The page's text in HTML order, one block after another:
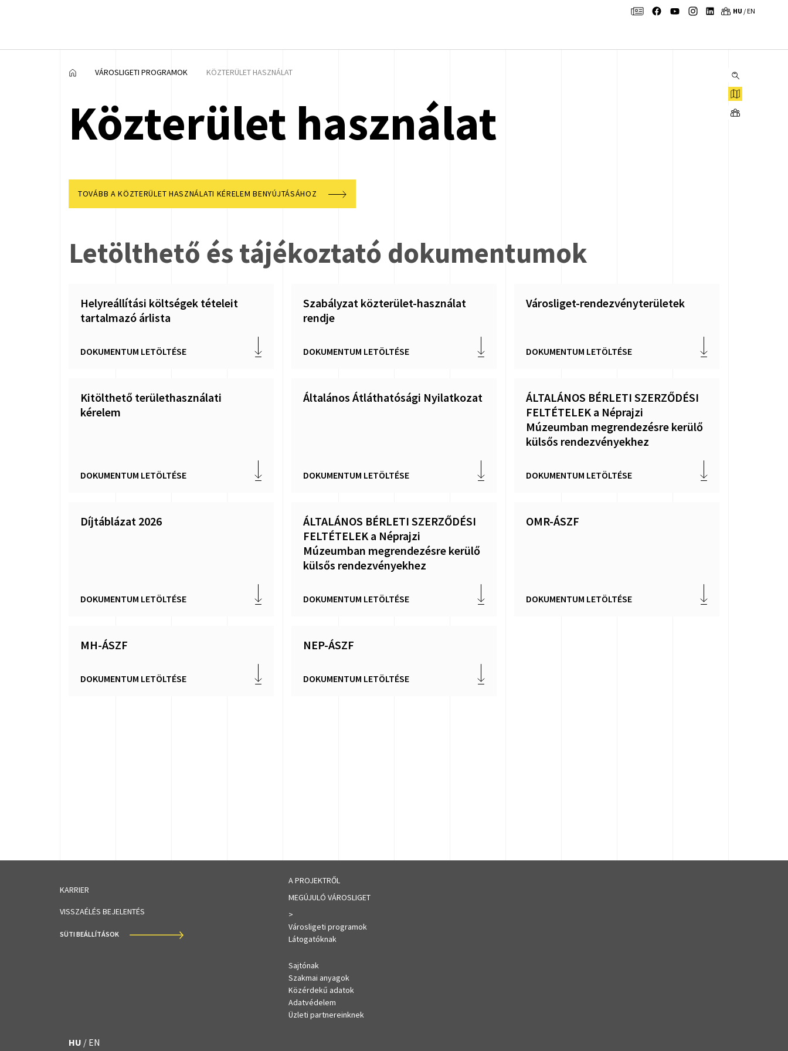
HU /EN
VÁROSLIGETI PROGRAMOK KÖZTERÜLET HASZNÁLAT
Közterület használat
TOVÁBB A KÖZTERÜLET HASZNÁLATI KÉRELEM BENYÚJTÁSÁHOZ
Letölthető és tájékoztató dokumentumok
Helyreállítási költségek tételeit
tartalmazó árlista
DOKUMENTUM LETÖLTÉSE
Szabályzat közterület-használat
rendje
DOKUMENTUM LETÖLTÉSE
Városliget-rendezvényterületek
DOKUMENTUM LETÖLTÉSE
Kitölthető területhasználati
kérelem
DOKUMENTUM LETÖLTÉSE
Általános Átláthatósági Nyilatkozat
DOKUMENTUM LETÖLTÉSE
ÁLTALÁNOS BÉRLETI SZERZŐDÉSI
FELTÉTELEK a Néprajzi
Múzeumban megrendezésre kerülő
külsős rendezvényekhez
DOKUMENTUM LETÖLTÉSE
Díjtáblázat 2026
DOKUMENTUM LETÖLTÉSE
ÁLTALÁNOS BÉRLETI SZERZŐDÉSI
FELTÉTELEK a Néprajzi
Múzeumban megrendezésre kerülő
külsős rendezvényekhez
DOKUMENTUM LETÖLTÉSE
OMR-ÁSZF
DOKUMENTUM LETÖLTÉSE
MH-ÁSZF
DOKUMENTUM LETÖLTÉSE
NEP-ÁSZF
DOKUMENTUM LETÖLTÉSE
KARRIER
VISSZAÉLÉS BEJELENTÉS
SÜTI BEÁLLÍTÁSOK
A PROJEKTRŐL
MEGÚJULÓ VÁROSLIGET
>
Városligeti programok
Látogatóknak
Sajtónak
Szakmai anyagok
Közérdekű adatok
Adatvédelem
Üzleti partnereinknek
HU / EN